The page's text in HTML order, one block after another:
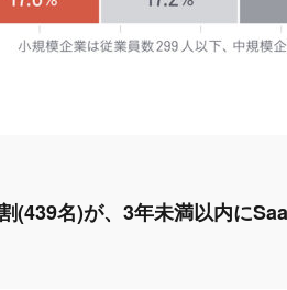
(439名)が、3年未満以内に